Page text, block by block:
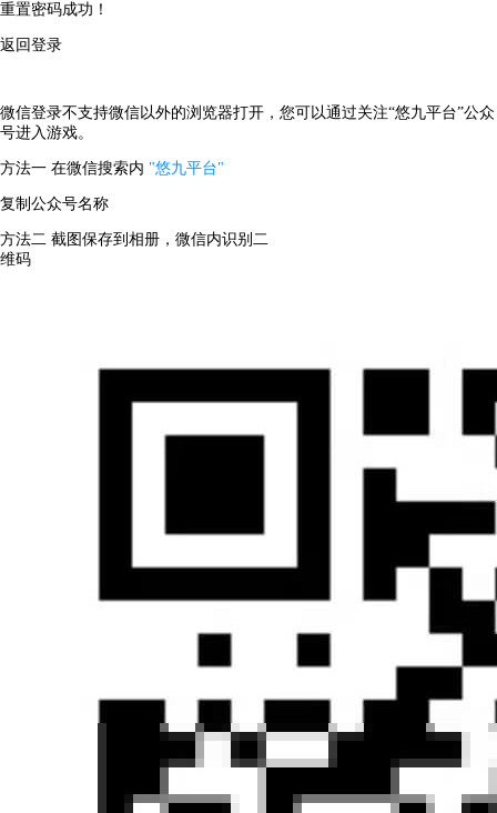
重置密码成功！
返回登录
微信登录不支持微信以外的浏览器打开，您可以通过关注“悠九平台”公众
号进入游戏。
方法一 在微信搜索内 "悠九平台"
复制公众号名称
方法二 截图保存到相册，微信内识别二
维码